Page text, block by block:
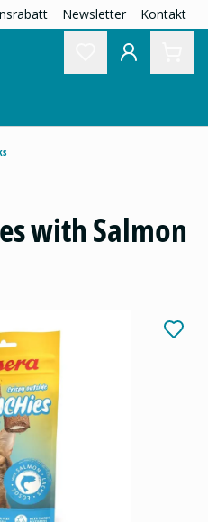
Newsletter Kontakt
with Salmon